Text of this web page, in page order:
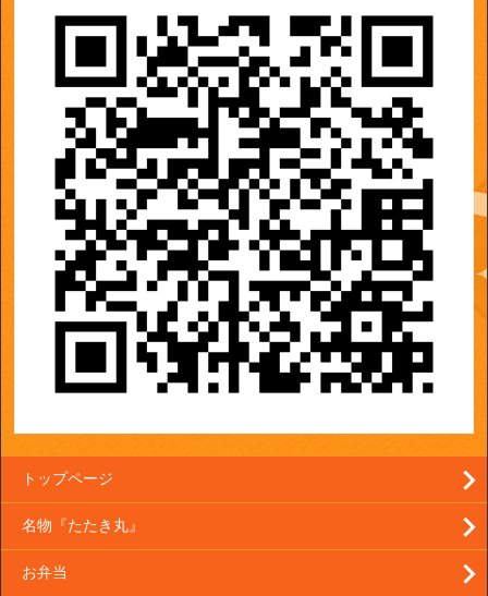
トップページ
名物『たたき丸』
お弁当